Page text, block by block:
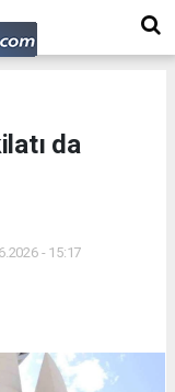
da
- 15:17